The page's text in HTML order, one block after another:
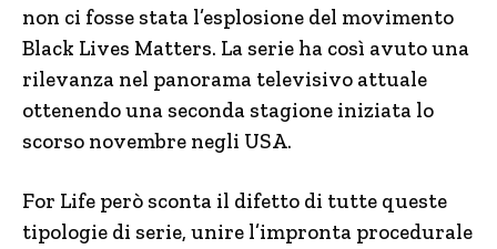
non ci fosse stata l’esplosione del movimento
Black Lives Matters. La serie ha così avuto una
rilevanza nel panorama televisivo attuale
ottenendo una seconda stagione iniziata lo
scorso novembre negli USA.
For Life però sconta il difetto di tutte queste
tipologie di serie, unire l’impronta procedurale